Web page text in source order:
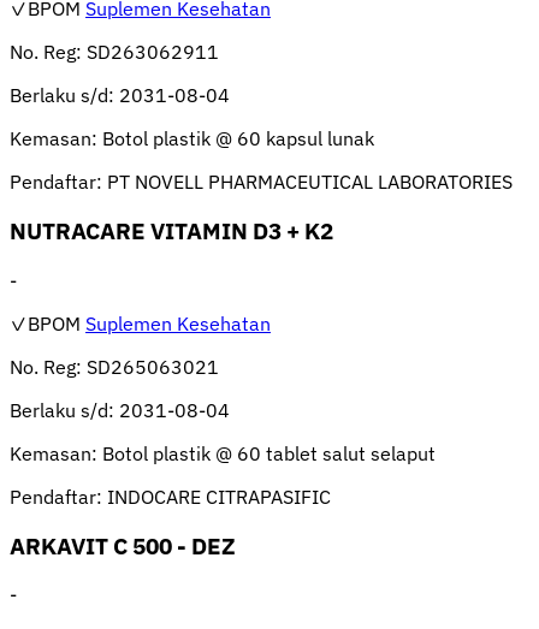
✓BPOM Suplemen Kesehatan
No. Reg: SD263062911
Berlaku s/d: 2031-08-04
Kemasan: Botol plastik @ 60 kapsul lunak
Pendaftar: PT NOVELL PHARMACEUTICAL LABORATORIES
NUTRACARE VITAMIN D3 + K2
-
✓BPOM Suplemen Kesehatan
No. Reg: SD265063021
Berlaku s/d: 2031-08-04
Kemasan: Botol plastik @ 60 tablet salut selaput
Pendaftar: INDOCARE CITRAPASIFIC
ARKAVIT C 500 - DEZ
-